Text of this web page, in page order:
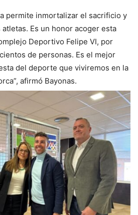
permite inmortalizar el sacrificio y
Es un honor acoger esta
Deportivo Felipe VI, por
de personas. Es el mejor
del deporte que viviremos en la
afirmó Bayonas.